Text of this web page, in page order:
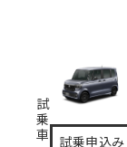
試
乗
車
試乗申込み